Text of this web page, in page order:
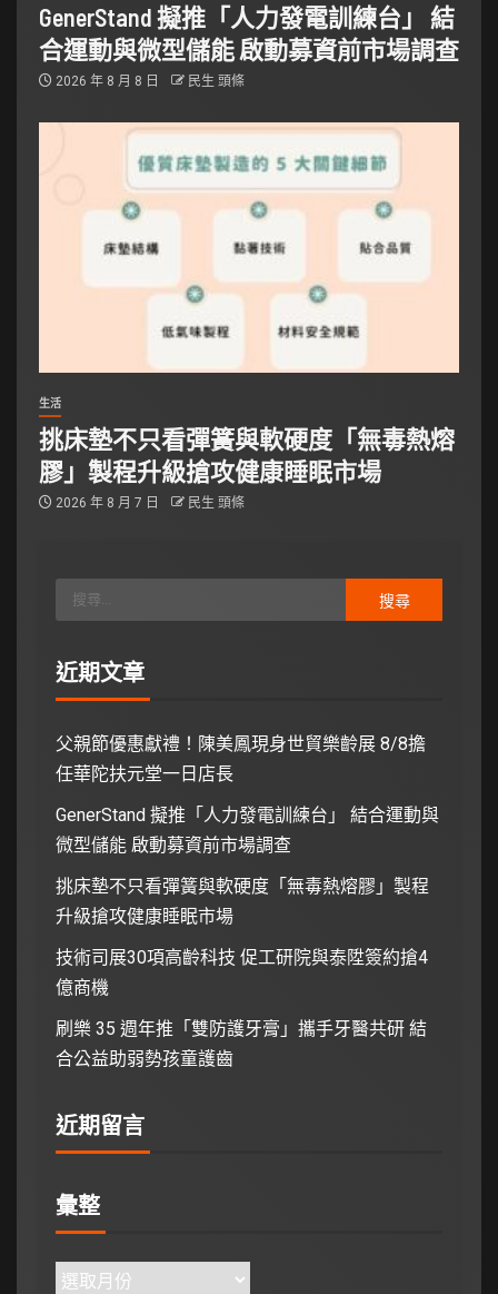
GenerStand 擬推「人力發電訓練台」 結
合運動與微型儲能 啟動募資前市場調查
2026 年 8 月 8 日 民生 頭條
生活
挑床墊不只看彈簧與軟硬度「無毒熱熔
膠」製程升級搶攻健康睡眠市場
2026 年 8 月 7 日 民生 頭條
近期文章
父親節優惠獻禮！陳美鳳現身世貿樂齡展 8/8擔
任華陀扶元堂一日店長
GenerStand 擬推「人力發電訓練台」 結合運動與
微型儲能 啟動募資前市場調查
挑床墊不只看彈簧與軟硬度「無毒熱熔膠」製程
升級搶攻健康睡眠市場
技術司展30項高齡科技 促工研院與泰陞簽約搶4
億商機
刷樂 35 週年推「雙防護牙膏」攜手牙醫共研 結
合公益助弱勢孩童護齒
近期留言
彙整